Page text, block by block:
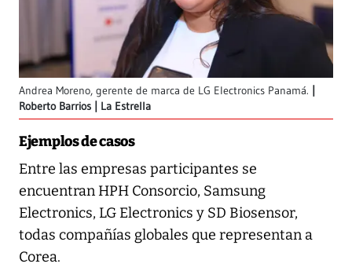
Andrea Moreno, gerente de marca de LG Electronics Panamá.
Roberto Barrios | La Estrella
Ejemplos de casos
Entre las empresas participantes se
encuentran HPH Consorcio, Samsung
Electronics, LG Electronics y SD Biosensor,
todas compañías globales que representan a
Corea.